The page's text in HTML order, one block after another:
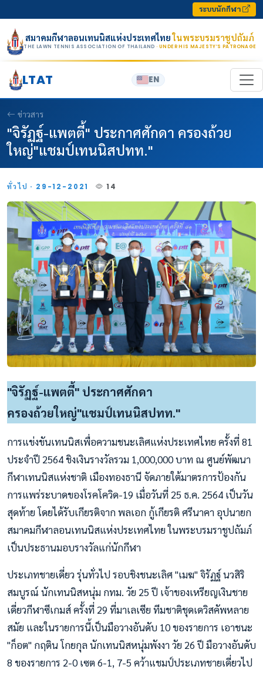
ระบบนักกีฬา
สมาคมกีฬาลอนเทนนิสแห่งประเทศไทยในพระบรมราชูปถัมภ์
THE LAWN TENNIS ASSOCIATION OF THAILAND · UNDER HIS MAJESTY’S PATRONAGE
LTAT EN
ข่าวสาร
"จิรัฏฐ์-แพตตี้" ประกาศศักดา ครองถ้วย
ใหญ่"แชมป์เทนนิสปทท."
ทั่วไป · 29-12-2021 14
"จิรัฏฐ์-แพตตี้" ประกาศศักดา
ครองถ้วยใหญ่"แชมป์เทนนิสปทท."
การแข่งขันเทนนิสเพื่อความชนะเลิศแห่งประเทศไทย ครั้งที่ 81
ประจำปี 2564 ชิงเงินรางวัลรวม 1,000,000 บาท ณ ศูนย์พัฒนา
กีฬาเทนนิสแห่งชาติ เมืองทองธานี จัดภายใต้มาตรการป้องกัน
การแพร่ระบาดของโรคโควิด-19 เมื่อวันที่ 25 ธ.ค. 2564 เป็นวัน
สุดท้าย โดยได้รับเกียรติจาก พลเอก กู้เกียรติ ศรีนาคา อุปนายก
สมาคมกีฬาลอนเทนนิสแห่งประเทศไทย ในพระบรมราชูปถัมภ์
เป็นประธานมอบรางวัลแก่นักกีฬา
ประเภทชายเดี่ยว รุ่นทั่วไป รอบชิงชนะเลิศ "เมฆ" จิรัฏฐ์ นวสิริ
สมบูรณ์ นักเทนนิสหนุ่ม กทม. วัย 25 ปี เจ้าของเหรียญเงินชาย
เดี่ยวกีฬาซีเกมส์ ครั้งที่ 29 ที่มาเลเซีย ทีมชาติชุดเดวิสคัพหลาย
สมัย และในรายการนี้เป็นมือวางอันดับ 10 ของรายการ เอาชนะ
"ก็อต" กฤติน โกยกุล นักเทนนิสหนุ่มพังงา วัย 26 ปี มือวางอันดับ
8 ของรายการ 2-0 เซต 6-1, 7-5 คว้าแชมป์ประเภทชายเดี่ยวไป